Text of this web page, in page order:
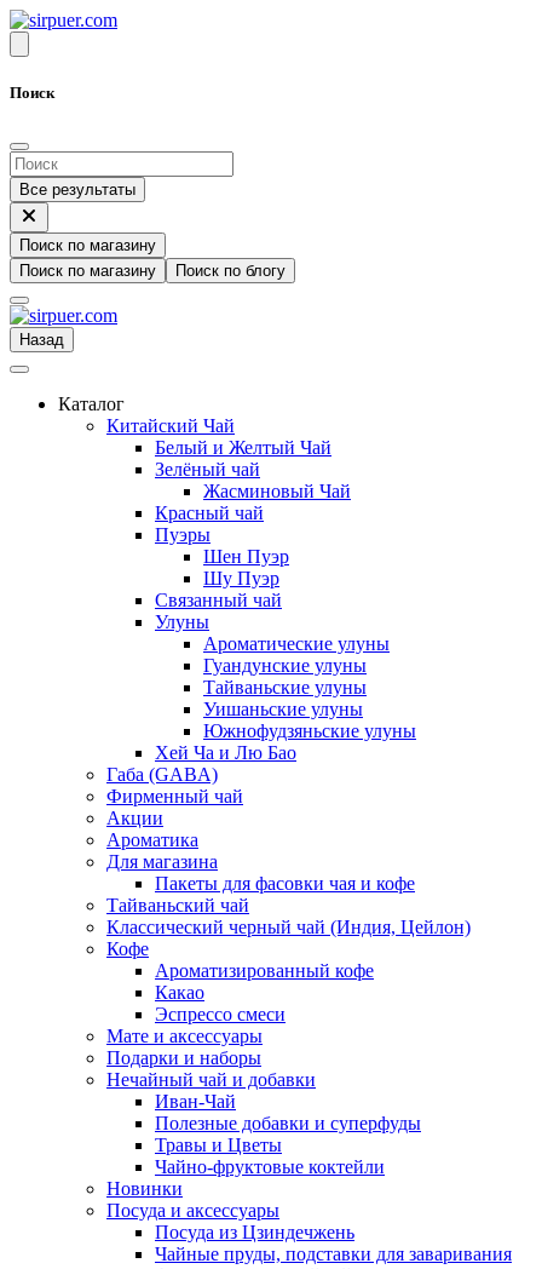
Поиск
Все результаты
Поиск по магазину
Поиск по магазину
Поиск по блогу
Назад
Каталог
Китайский Чай
Белый и Желтый Чай
Зелёный чай
Жасминовый Чай
Красный чай
Пуэры
Шен Пуэр
Шу Пуэр
Связанный чай
Улуны
Ароматические улуны
Гуандунские улуны
Тайваньские улуны
Уишаньские улуны
Южнофудзяньские улуны
Хей Ча и Лю Бао
Габа (GABA)
Фирменный чай
Акции
Ароматика
Для магазина
Пакеты для фасовки чая и кофе
Тайваньский чай
Классический черный чай (Индия, Цейлон)
Кофе
Ароматизированный кофе
Какао
Эспрессо смеси
Мате и аксессуары
Подарки и наборы
Нечайный чай и добавки
Иван-Чай
Полезные добавки и суперфуды
Травы и Цветы
Чайно-фруктовые коктейли
Новинки
Посуда и аксессуары
Посуда из Цзиндечжень
Чайные пруды, подставки для заваривания